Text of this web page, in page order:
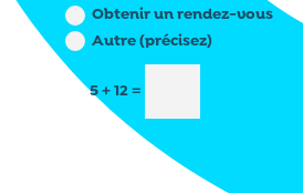
Obtenir un rendez-vous
Autre (précisez)
5 + 12=